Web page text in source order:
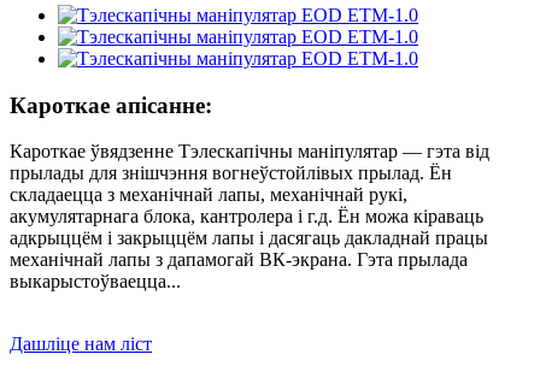
Кароткае апісанне:
Кароткае ўвядзенне Тэлескапічны маніпулятар — гэта від
прылады для знішчэння вогнеўстойлівых прылад. Ён
складаецца з механічнай лапы, механічнай рукі,
акумулятарнага блока, кантролера і г.д. Ён можа кіраваць
адкрыццём і закрыццём лапы і дасягаць дакладнай працы
механічнай лапы з дапамогай ВК-экрана. Гэта прылада
выкарыстоўваецца...
Дашліце нам ліст